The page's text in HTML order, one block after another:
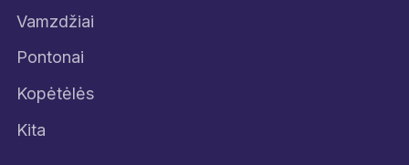
Vamzdžiai
Pontonai
Kopėtėlės
Kita